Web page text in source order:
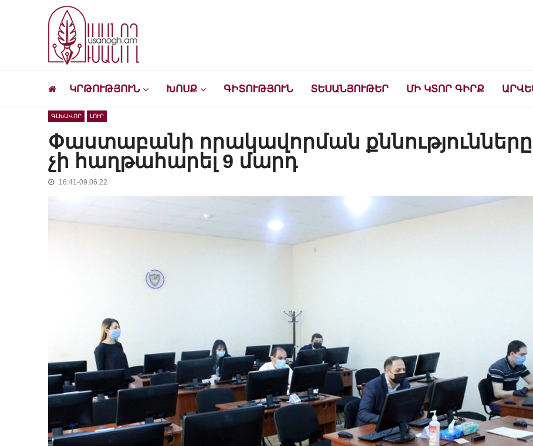
ԿՐԹՈՒԹՅՈՒՆ ԽՈՍՔ ԳԻՏՈՒԹՅՈՒՆ ՏԵՍԱՆՅՈՒԹԵՐ ՄԻ ԿՏՈՐ ԳԻՐՔ
ԳԼԽԱՎՈՐ ԼՈՒՐ
Փաստաբանի որակավորման քննությունները
չի հաղթահարել 9 մարդ
16:41-09.06.22